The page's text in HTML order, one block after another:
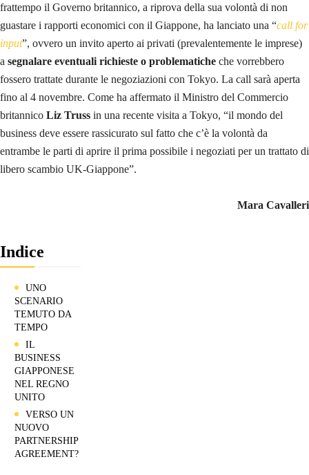
frattempo il Governo britannico, a riprova della sua volontà di non
guastare i rapporti economici con il Giappone, ha lanciato una “call for
input”, ovvero un invito aperto ai privati (prevalentemente le imprese)
a segnalare eventuali richieste o problematiche che vorrebbero
fossero trattate durante le negoziazioni con Tokyo. La call sarà aperta
fino al 4 novembre. Come ha affermato il Ministro del Commercio
britannico Liz Truss in una recente visita a Tokyo, “il mondo del
business deve essere rassicurato sul fatto che c’è la volontà da
entrambe le parti di aprire il prima possibile i negoziati per un trattato di
libero scambio UK-Giappone”.
Mara Cavalleri
Indice
UNO
SCENARIO
TEMUTO DA
TEMPO
IL
BUSINESS
GIAPPONESE
NEL REGNO
UNITO
VERSO UN
NUOVO
PARTNERSHIP
AGREEMENT?